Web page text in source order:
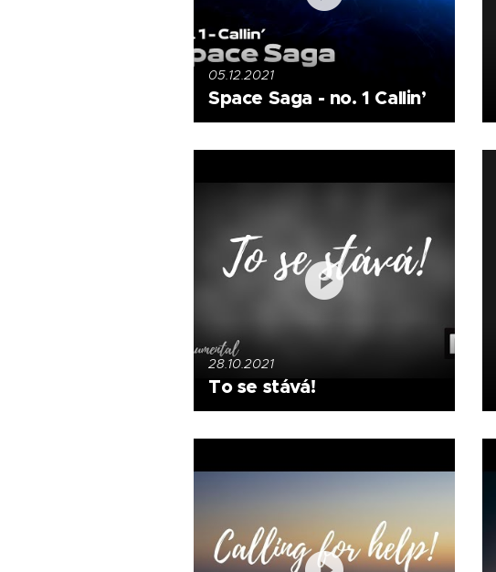
05.12.2021
Space Saga - no. 1 Callin’
28.10.2021
To se stává!